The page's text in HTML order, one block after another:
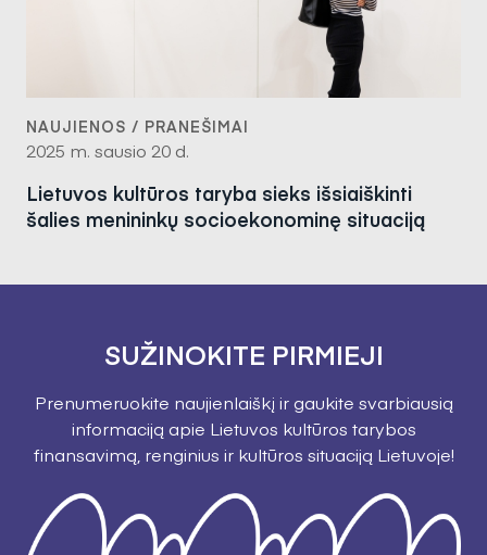
NAUJIENOS / PRANEŠIMAI
2025 m. sausio 20 d.
Lietuvos kultūros taryba sieks išsiaiškinti
šalies menininkų socioekonominę situaciją
SUŽINOKITE PIRMIEJI
Prenumeruokite naujienlaiškį ir gaukite svarbiausią
informaciją apie Lietuvos kultūros tarybos
finansavimą, renginius ir kultūros situaciją Lietuvoje!